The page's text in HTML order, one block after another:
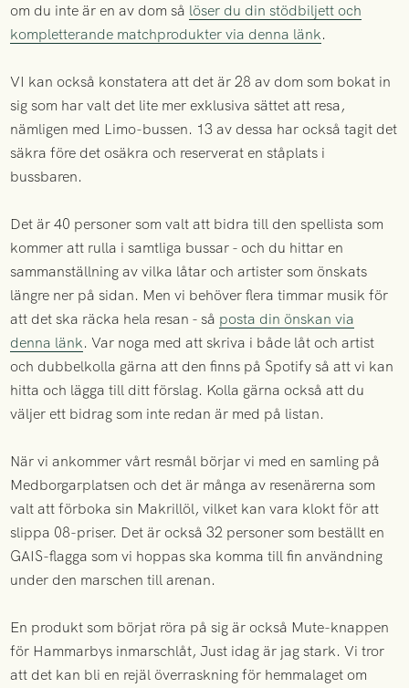
om du inte är en av dom så löser du din stödbiljett och
kompletterande matchprodukter via denna länk.
VI kan också konstatera att det är 28 av dom som bokat in
sig som har valt det lite mer exklusiva sättet att resa,
nämligen med Limo-bussen. 13 av dessa har också tagit det
säkra före det osäkra och reserverat en ståplats i
bussbaren.
Det är 40 personer som valt att bidra till den spellista som
kommer att rulla i samtliga bussar - och du hittar en
sammanställning av vilka låtar och artister som önskats
längre ner på sidan. Men vi behöver flera timmar musik för
att det ska räcka hela resan - så posta din önskan via
denna länk. Var noga med att skriva i både låt och artist
och dubbelkolla gärna att den finns på Spotify så att vi kan
hitta och lägga till ditt förslag. Kolla gärna också att du
väljer ett bidrag som inte redan är med på listan.
När vi ankommer vårt resmål börjar vi med en samling på
Medborgarplatsen och det är många av resenärerna som
valt att förboka sin Makrillöl, vilket kan vara klokt för att
slippa 08-priser. Det är också 32 personer som beställt en
GAIS-flagga som vi hoppas ska komma till fin användning
under den marschen till arenan.
En produkt som börjat röra på sig är också Mute-knappen
för Hammarbys inmarschlåt, Just idag är jag stark. Vi tror
att det kan bli en rejäl överraskning för hemmalaget om